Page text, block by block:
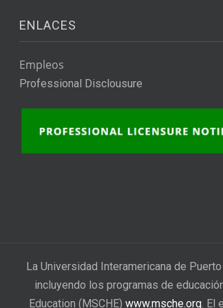
ENLACES
Empleos
Professional Disclousure
La Universidad Interamericana de
incluyendo los programas de
Education (MSCHE) www.msche.org. El